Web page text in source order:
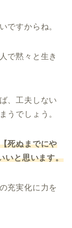
ですからね。
で黙々と生き
、工夫しない
うでしょう。
死ぬまでにや
いと思います。
充実化に力を